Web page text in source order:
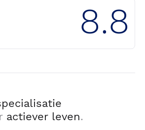
8.8
actiever leven.